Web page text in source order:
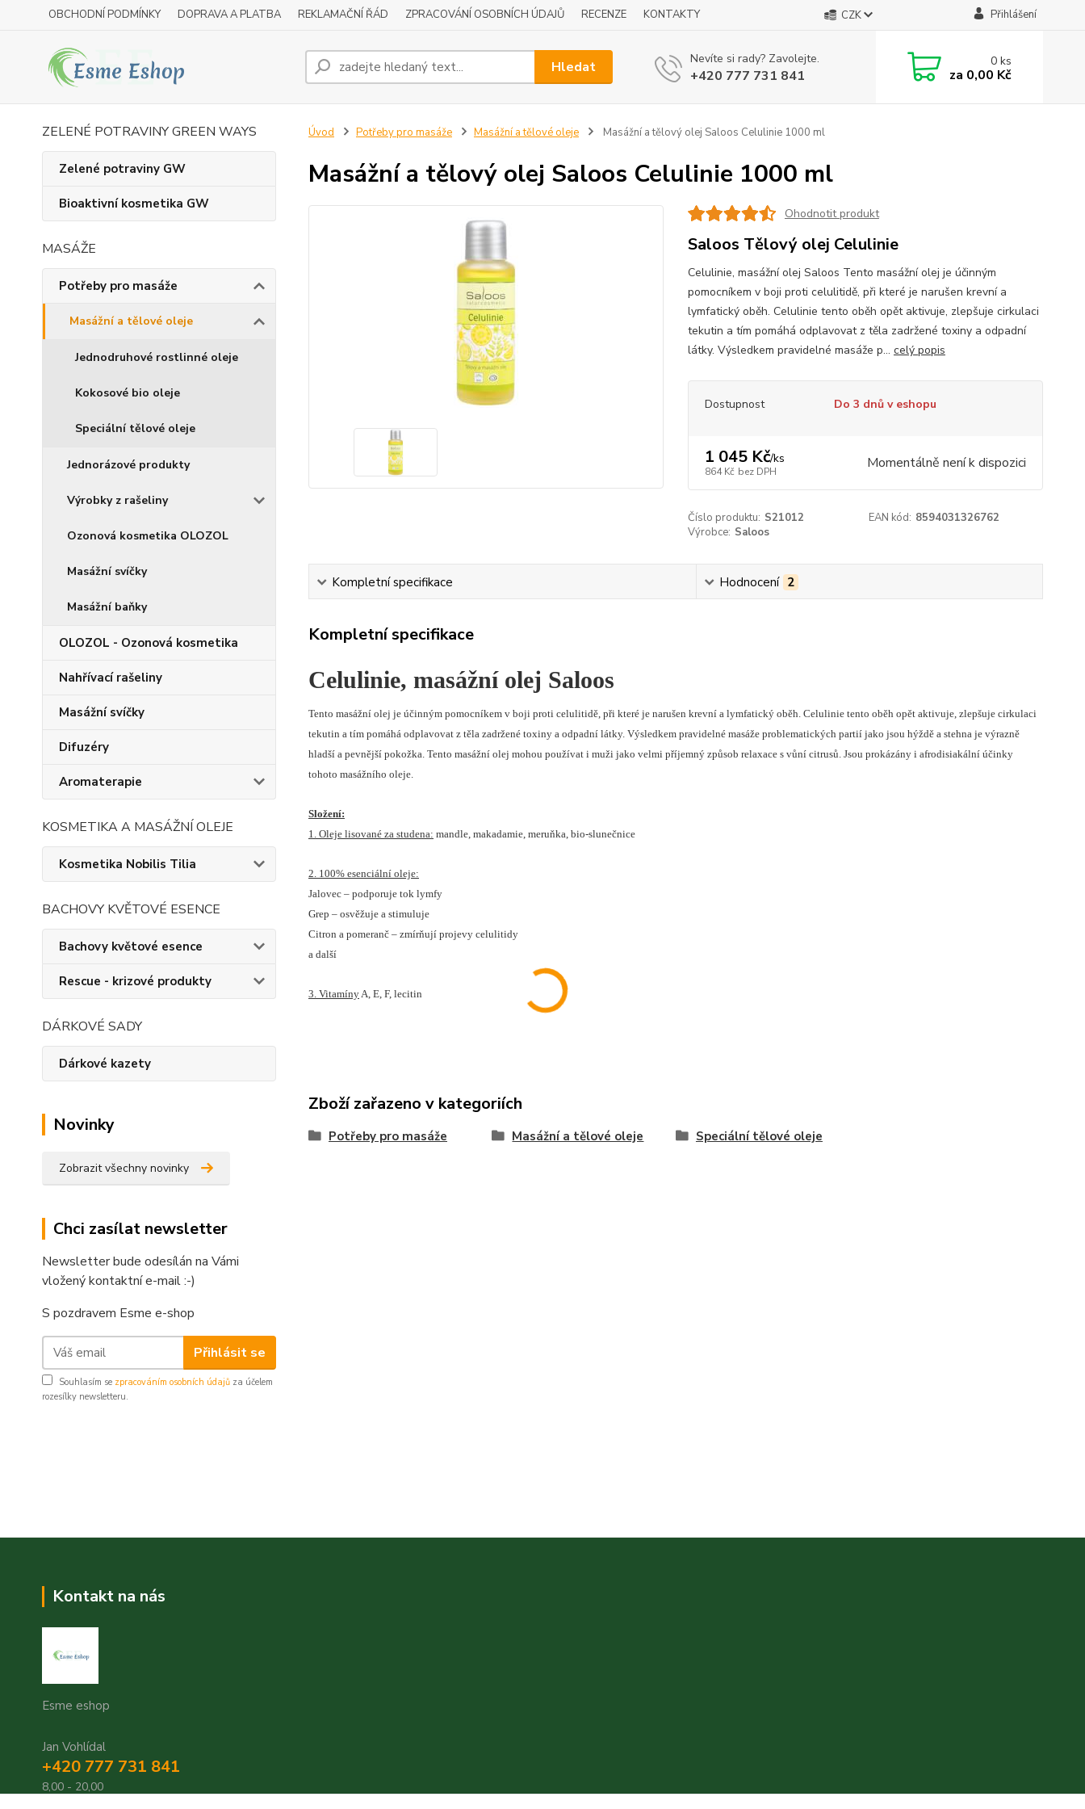
OBCHODNÍ PODMÍNKY DOPRAVA A PLATBA REKLAMAČNÍ ŘÁD ZPRACOVÁNÍ OSOBNÍCH ÚDAJŮ RECENZE KONTAKTY CZK Přihlášení
Hledat Nevíte si rady? Zavolejte.
+420 777 731 841
0ks
za 0,00 Kč
ZELENÉ POTRAVINY GREEN WAYS
Zelené potraviny GW
Bioaktivní kosmetika GW
MASÁŽE
Potřeby pro masáže
Masážní a tělové oleje
Jednodruhové rostlinné oleje
Kokosové bio oleje
Speciální tělové oleje
Jednorázové produkty
Výrobky z rašeliny
Ozonová kosmetika OLOZOL
Masážní svíčky
Masážní baňky
OLOZOL - Ozonová kosmetika
Nahřívací rašeliny
Masážní svíčky
Difuzéry
Aromaterapie
KOSMETIKA A MASÁŽNÍ OLEJE
Kosmetika Nobilis Tilia
BACHOVY KVĚTOVÉ ESENCE
Bachovy květové esence
Rescue - krizové produkty
DÁRKOVÉ SADY
Dárkové kazety
Novinky
Zobrazit všechny novinky
Chci zasílat newsletter
Newsletter bude odesílán na Vámi
vložený kontaktní e-mail :-)
S pozdravem Esme e-shop
Přihlásit se
Souhlasím se zpracováním osobních údajů za účelem
rozesílky newsletteru.
Úvod Potřeby pro masáže Masážní a tělové oleje Masážní a tělový olej Saloos Celulinie 1000 ml
Masážní a tělový olej Saloos Celulinie 1000 ml
Ohodnotit produkt
Saloos Tělový olej Celulinie
Celulinie, masážní olej Saloos Tento masážní olej je účinným
pomocníkem v boji proti celulitidě, při které je narušen krevní a
lymfatický oběh. Celulinie tento oběh opět aktivuje, zlepšuje cirkulaci
tekutin a tím pomáhá odplavovat z těla zadržené toxiny a odpadní
látky. Výsledkem pravidelné masáže p... celý popis
Dostupnost Do 3 dnů v eshopu
1 045 Kč/ks
864 Kč bez DPH Momentálně není k dispozici
Číslo produktu: S21012 EAN kód: 8594031326762
Výrobce: Saloos
Kompletní specifikace Hodnocení 2
Kompletní specifikace
Celulinie, masážní olej Saloos
Tento masážní olej je účinným pomocníkem v boji proti celulitidě, při které je narušen krevní a lymfatický oběh. Celulinie tento oběh opět aktivuje, zlepšuje cirkulaci
tekutin a tím pomáhá odplavovat z těla zadržené toxiny a odpadní látky. Výsledkem pravidelné masáže problematických partií jako jsou hýždě a stehna je výrazně
hladší a pevnější pokožka. Tento masážní olej mohou používat i muži jako velmi příjemný způsob relaxace s vůní citrusů. Jsou prokázány i afrodisiakální účinky
tohoto masážního oleje.
Složení:
1. Oleje lisované za studena: mandle, makadamie, meruňka, bio-slunečnice
2. 100% esenciální oleje:
Jalovec – podporuje tok lymfy
Grep – osvěžuje a stimuluje
Citron a pomeranč – zmírňují projevy celulitidy
a další
3. VitamínyA, E, F, lecitin
Zboží zařazeno v kategoriích
Potřeby pro masáže Masážní a tělové oleje Speciální tělové oleje
Kontakt na nás
Esme eshop
Jan Vohlídal
+420 777 731 841
8,00 - 20,00